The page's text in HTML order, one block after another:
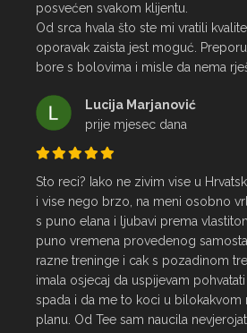
posvećen svakom klijentu.
Od srca hvala što ste mi vratili
oporavak zaista jest moguć.
bore s bolovima i misle da nema
Lucija Marjanović
prije mjesec dana
Sto reci? Iako ne zivim vise u
i vise nego brzo, na meni osobno
s puno elana i ljubavi prema
puno vremena provedenog
razne treninge i cak s pozadinom
imala osjecaj da uspijevam
spada i da me to koci u bilokakvom
planu. Od Tee sam naucila